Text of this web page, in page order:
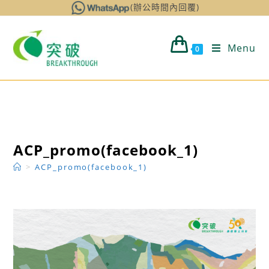
to
content
(辦公時間內回覆)
0 Menu
ACP_promo(facebook_1)
> ACP_promo(facebook_1)